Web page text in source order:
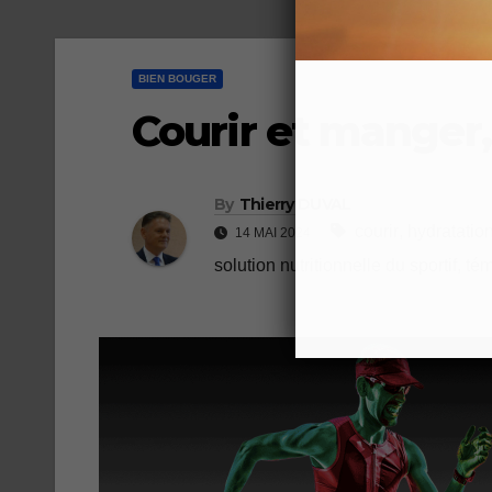
BIEN BOUGER
Courir et manger,
By Thierry DUVAL
14 MAI 2024
solution nutritionnelle du sportif